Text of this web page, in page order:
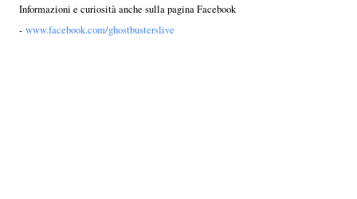
Informazioni e curiosità anche sulla pagina Facebook
- www.facebook.com/ghostbusterslive